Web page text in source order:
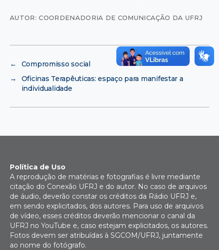
AUTOR: COORDENADORIA DE COMUNICAÇÃO DA UFRJ
←
Compromisso social
→
Oficinas Terapêuticas: espaço para manifestar a
individualidade
Política de Uso
A reprodução de matérias e fotografias é livre mediante
citação do Conexão UFRJ e do autor. No caso de arquivos
de áudio, deverão constar os créditos da Rádio UFRJ e,
em sendo explicitados, dos autores. Para uso de arquivos
de vídeo, esses créditos deverão mencionar o canal da
UFRJ no YouTube e, caso estejam explicitados, os autores.
Fotos devem ser atribuídas à SGCOM/UFRJ, juntamente
ao nome do fotógrafo.